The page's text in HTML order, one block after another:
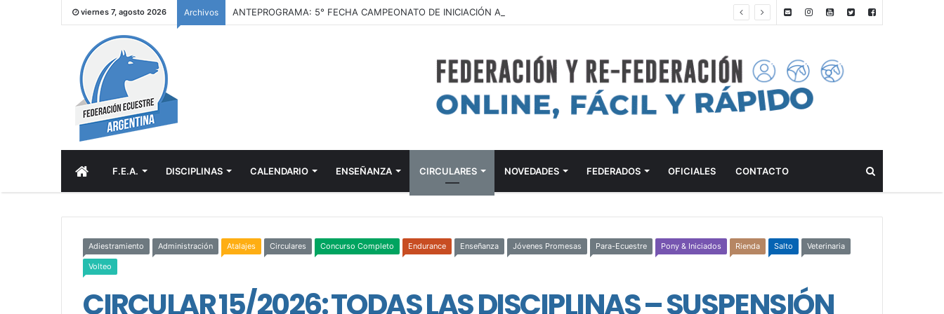
viernes 7, agosto 2026 Archivos
INICIOF.E.A. DISCIPLINAS CALENDARIO ENSEÑANZA CIRCULARES NOVEDADES FEDERADOS OFICIALES CONTACTO
Adiestramiento Administración Atalajes Circulares Concurso Completo Endurance Enseñanza Jóvenes Promesas Para-Ecuestre Pony & Iniciados Rienda Salto Veterinaria
Volteo
CIRCULAR 15/2026: TODAS LAS DISCIPLINAS – SUSPENSIÓN